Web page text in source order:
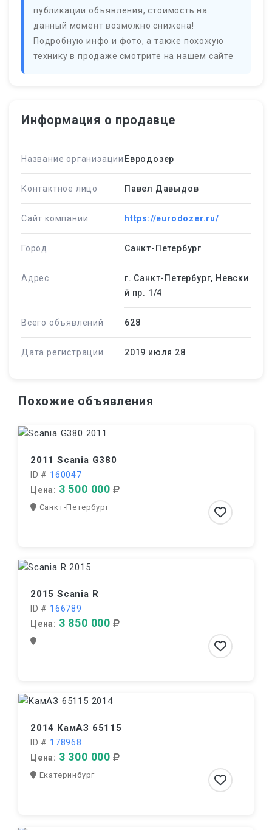
публикации объявления, стоимость на
данный момент возможно снижена!
Подробную инфо и фото, а также похожую
технику в продаже смотрите на нашем сайте
Информация о продавце
Название организации Евродозер
Контактное лицо Павел Давыдов
Сайт компании https://eurodozer.ru/
Город Санкт-Петербург
Адрес
г. Санкт-Петербург, Невски
й пр. 1/4
Всего объявлений 628
Дата регистрации 2019 июля 28
Похожие объявления
2011 Scania G380
ID # 160047
Цена: 3 500 000
Санкт-Петербург
2015 Scania R
ID # 166789
Цена: 3 850 000
2014 КамАЗ 65115
ID # 178968
Цена: 3 300 000
Екатеринбург